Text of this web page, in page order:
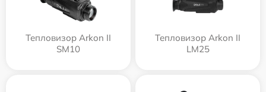
Тепловизор Arkon II
SM10
Тепловизор Arkon II
LM25